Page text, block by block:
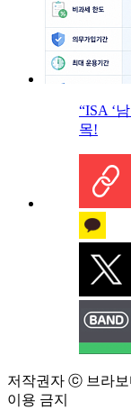
“ISA ‘
목!
저작권자 ⓒ 브라보
이용 금지